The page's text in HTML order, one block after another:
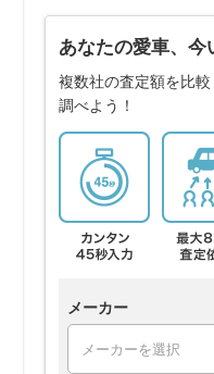
あなたの愛車、今
複数社の査定額を比
調べよう！
メーカー